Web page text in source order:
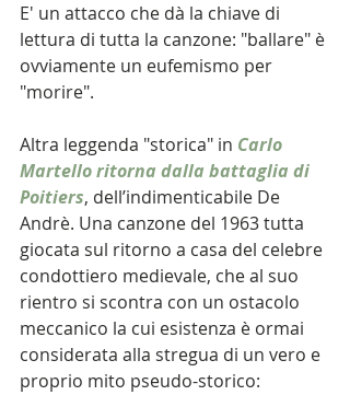
E' un attacco che dà la chiave di
lettura di tutta la canzone: "ballare" è
ovviamente un eufemismo per
"morire".
Altra leggenda "storica" in Carlo
Martello ritorna dalla battaglia di
Poitiers, dell’indimenticabile De
Andrè. Una canzone del 1963 tutta
giocata sul ritorno a casa del celebre
condottiero medievale, che al suo
rientro si scontra con un ostacolo
meccanico la cui esistenza è ormai
considerata alla stregua di un vero e
proprio mito pseudo-storico: